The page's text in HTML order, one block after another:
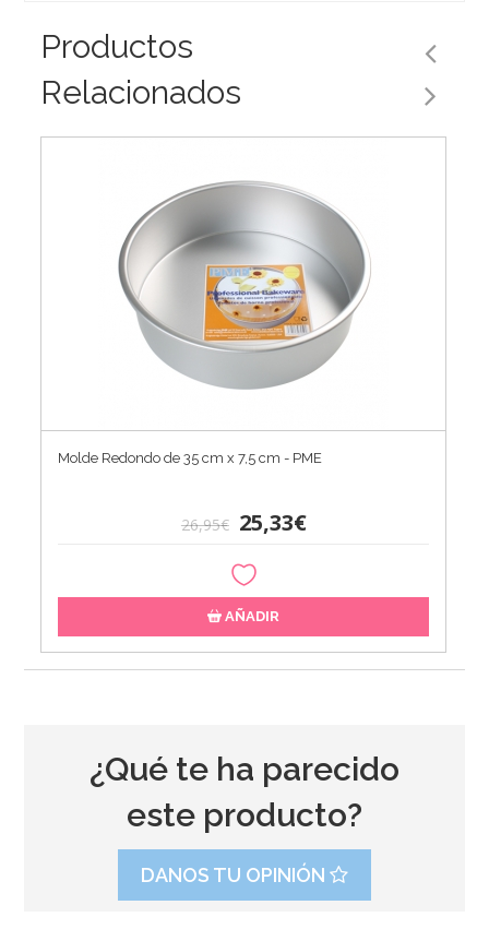
Productos
Relacionados
Molde Redondo de 35 cm x 7,5 cm - PME
26,95€ 25,33€
AÑADIR
¿Qué te ha parecido
este producto?
DANOS TU OPINIÓN